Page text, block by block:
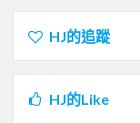
HJ的追蹤
HJ的Like